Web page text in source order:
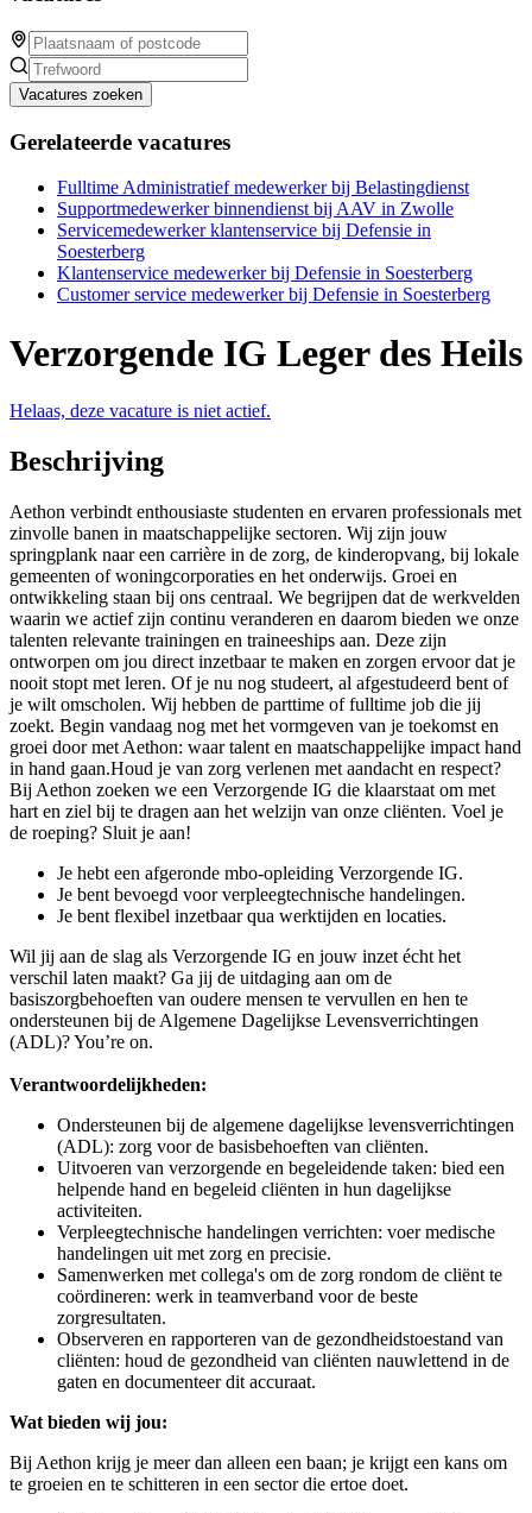
Vacatures zoeken
Gerelateerde vacatures
Fulltime Administratief medewerker bij Belastingdienst
Supportmedewerker binnendienst bij AAV in Zwolle
Servicemedewerker klantenservice bij Defensie in
Soesterberg
Klantenservice medewerker bij Defensie in Soesterberg
Customer service medewerker bij Defensie in Soesterberg
Verzorgende IG Leger des Heils
Helaas, deze vacature is niet actief.
Beschrijving
Aethon verbindt enthousiaste studenten en ervaren professionals met
zinvolle banen in maatschappelijke sectoren. Wij zijn jouw
springplank naar een carrière in de zorg, de kinderopvang, bij lokale
gemeenten of woningcorporaties en het onderwijs. Groei en
ontwikkeling staan bij ons centraal. We begrijpen dat de werkvelden
waarin we actief zijn continu veranderen en daarom bieden we onze
talenten relevante trainingen en traineeships aan. Deze zijn
ontworpen om jou direct inzetbaar te maken en zorgen ervoor dat je
nooit stopt met leren. Of je nu nog studeert, al afgestudeerd bent of
je wilt omscholen. Wij hebben de parttime of fulltime job die jij
zoekt. Begin vandaag nog met het vormgeven van je toekomst en
groei door met Aethon: waar talent en maatschappelijke impact hand
in hand gaan.Houd je van zorg verlenen met aandacht en respect?
Bij Aethon zoeken we een Verzorgende IG die klaarstaat om met
hart en ziel bij te dragen aan het welzijn van onze cliënten. Voel je
de roeping? Sluit je aan!
Je hebt een afgeronde mbo-opleiding Verzorgende IG.
Je bent bevoegd voor verpleegtechnische handelingen.
Je bent flexibel inzetbaar qua werktijden en locaties.
Wil jij aan de slag als Verzorgende IG en jouw inzet écht het
verschil laten maakt? Ga jij de uitdaging aan om de
basiszorgbehoeften van oudere mensen te vervullen en hen te
ondersteunen bij de Algemene Dagelijkse Levensverrichtingen
(ADL)? You’re on.
Verantwoordelijkheden:
Ondersteunen bij de algemene dagelijkse levensverrichtingen
(ADL): zorg voor de basisbehoeften van cliënten.
Uitvoeren van verzorgende en begeleidende taken: bied een
helpende hand en begeleid cliënten in hun dagelijkse
activiteiten.
Verpleegtechnische handelingen verrichten: voer medische
handelingen uit met zorg en precisie.
Samenwerken met collega's om de zorg rondom de cliënt te
coördineren: werk in teamverband voor de beste
zorgresultaten.
Observeren en rapporteren van de gezondheidstoestand van
cliënten: houd de gezondheid van cliënten nauwlettend in de
gaten en documenteer dit accuraat.
Wat bieden wij jou:
Bij Aethon krijg je meer dan alleen een baan; je krijgt een kans om
te groeien en te schitteren in een sector die ertoe doet.